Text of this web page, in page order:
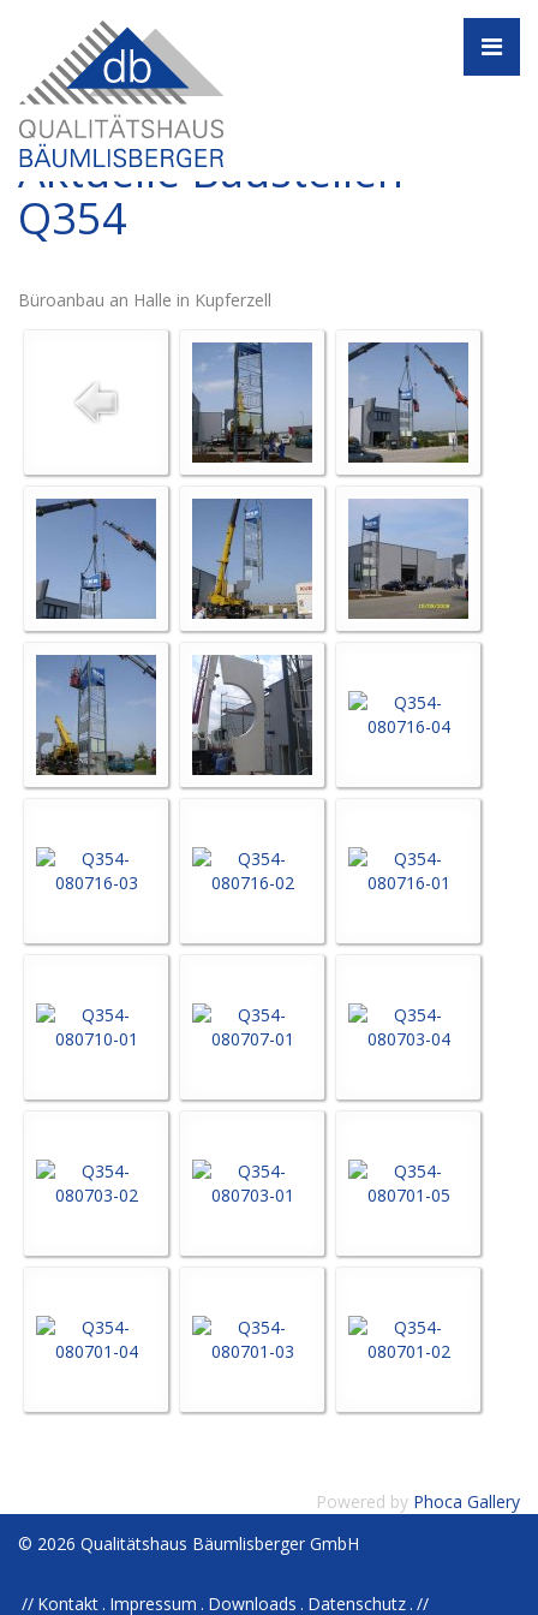
Aktuelle Baustellen -
Q354
Büroanbau an Halle in Kupferzell
Powered by Phoca Gallery
© 2026 Qualitätshaus Bäumlisberger GmbH
Kontakt Impressum Downloads Datenschutz //